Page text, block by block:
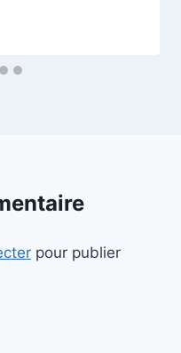
pour publier